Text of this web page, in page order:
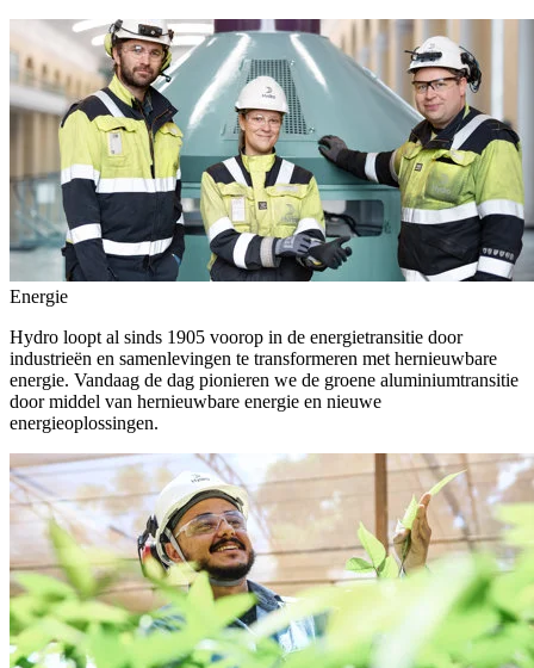
Energie
Hydro loopt al sinds 1905 voorop in de energietransitie door
industrieën en samenlevingen te transformeren met hernieuwbare
energie. Vandaag de dag pionieren we de groene aluminiumtransitie
door middel van hernieuwbare energie en nieuwe
energieoplossingen.